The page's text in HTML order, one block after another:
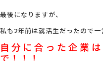
最後になりますが、
私も2年前は就活生だったので
自分に合った企業
で！！！